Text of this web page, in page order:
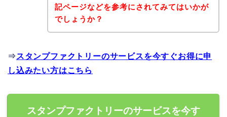
記ページなどを参考にされてみてはいかが
でしょうか？
⇒ スタンプファクトリーのサービスを今すぐお得に申
し込みたい方はこちら
スタンプファクトリーのサービスを今す